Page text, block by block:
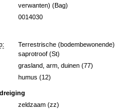
verwanten) (Bag)
0014030
Terrestrische (bodembewonende)
saprotroof (St)
grasland, arm, duinen (77)
humus (12)
zeldzaam (zz)